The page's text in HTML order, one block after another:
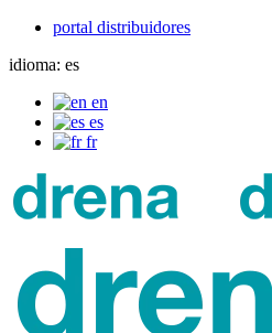
portal distribuidores
idioma: es
en
es
fr